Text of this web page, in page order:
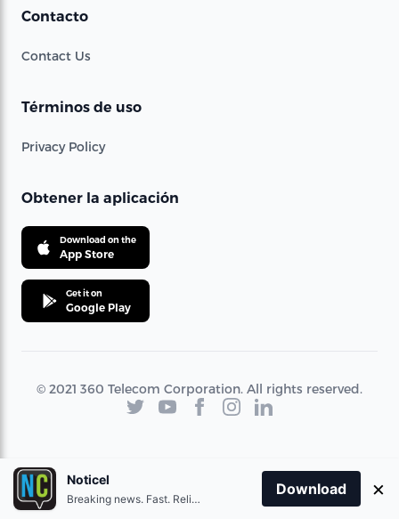
Contacto
Contact Us
Términos de uso
Privacy Policy
Obtener la aplicación
Download on the
App Store
Get it on
Google Play
© 2021 360 Telecom Corporation. All rights reserved.
Noticel
Breaking news. Fast. Reliable.
Download ×